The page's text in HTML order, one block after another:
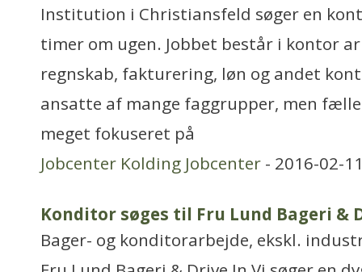
Institution i Christiansfeld søger en
timer om ugen. Jobbet består i kontor
regnskab, fakturering, løn og andet
ansatte af mange faggrupper, men
meget fokuseret på
Jobcenter Kolding Jobcenter - 2016-02-
Konditor søges til Fru Lund Bageri &
Bager- og konditorarbejde, ekskl.